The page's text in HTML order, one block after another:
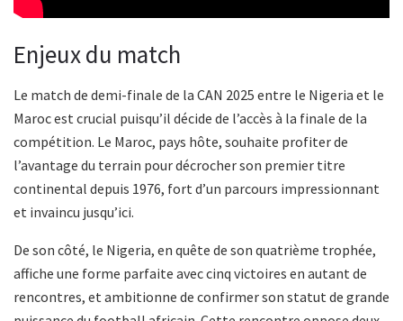
Enjeux du match
Le match de demi-finale de la CAN 2025 entre le Nigeria et le
Maroc est crucial puisqu’il décide de l’accès à la finale de la
compétition. Le Maroc, pays hôte, souhaite profiter de
l’avantage du terrain pour décrocher son premier titre
continental depuis 1976, fort d’un parcours impressionnant
et invaincu jusqu’ici.
De son côté, le Nigeria, en quête de son quatrième trophée,
affiche une forme parfaite avec cinq victoires en autant de
rencontres, et ambitionne de confirmer son statut de grande